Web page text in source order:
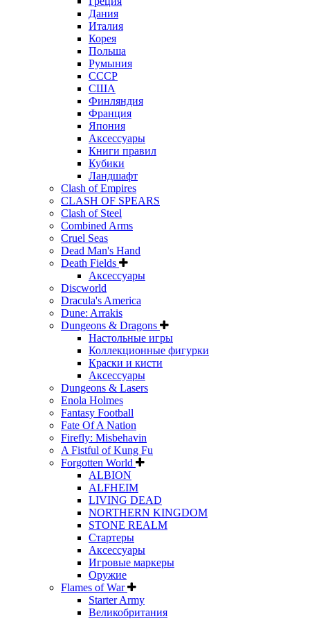
Дания
Италия
Корея
Польша
Румыния
СССР
США
Финляндия
Франция
Япония
Аксессуары
Книги правил
Кубики
Ландшафт
Clash of Empires
CLASH OF SPEARS
Clash of Steel
Combined Arms
Cruel Seas
Dead Man's Hand
Death Fields
Аксессуары
Discworld
Dracula's America
Dune: Arrakis
Dungeons & Dragons
Настольные игры
Коллекционные фигурки
Краски и кисти
Аксессуары
Dungeons & Lasers
Enola Holmes
Fantasy Football
Fate Of A Nation
Firefly: Misbehavin
A Fistful of Kung Fu
Forgotten World
ALBION
ALFHEIM
LIVING DEAD
NORTHERN KINGDOM
STONE REALM
Стартеры
Аксессуары
Игровые маркеры
Оружие
Flames of War
Starter Army
Великобритания